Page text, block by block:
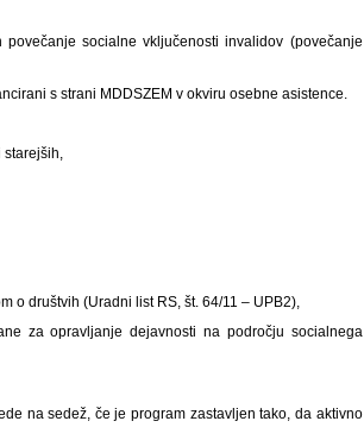
socialne vključenosti invalidov (povečanje
s strani MDDSZEM v okviru osebne asistence.
starejših,
o društvih (Uradni list RS, št. 64/11 – UPB2),
za opravljanje dejavnosti na področju socialnega
na sedež, če je program zastavljen tako, da aktivno